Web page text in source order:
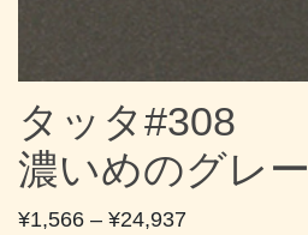
タッタ#308
濃いめのグレー
¥1,566 – ¥24,937価